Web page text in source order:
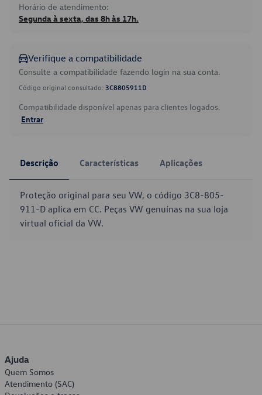
Horário de atendimento:
Segunda à sexta, das 8h às 17h.
Verifique a compatibilidade
Consulte a compatibilidade fazendo login na sua conta.
Código original consultado: 3C8805911D
Compatibilidade disponível apenas para clientes logados.
Entrar
Descrição Características Aplicações
Proteção original para seu VW, o código 3C8-805-
911-D aplica em CC. Peças VW genuínas na sua loja
virtual oficial da VW.
Ajuda
Quem Somos
Atendimento (SAC)